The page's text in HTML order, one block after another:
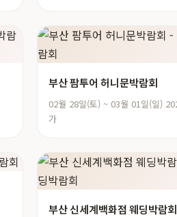
부산 팜투어 허니문박람회
02월 28일(토) ~ 03월 01일(일)
가
부산 신세계백화점 웨딩박람회